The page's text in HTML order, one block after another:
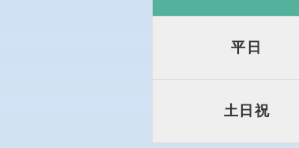
平日
土日祝